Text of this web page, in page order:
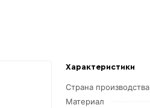
Характеристики
Страна производства
Материал